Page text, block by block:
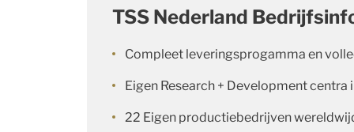
TSS Nederland
Compleet leveringsprogamma en
Eigen Research + Development centra
22 Eigen productiebedrijven